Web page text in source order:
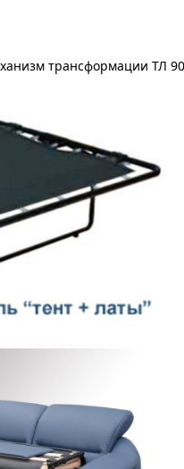
трансформации ТЛ